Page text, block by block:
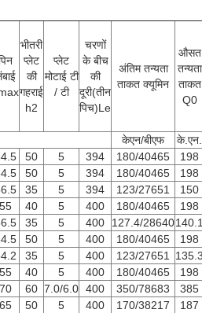
भीतरी
प्लेट
की
गहराई
h2
प्लेट
मोटाई टी
/ टी
चरणों
के बीच
की
दूरी(तीन
पिच)Le
अंतिम तन्यता
ताकत क्यूमिन
औसत
तन्यता
ताकत
Q0
केएन/बीएफ
के.एन.
50 5 394 180/40465
198
50 5 394 180/40465
198
35 5 394 123/27651
150
55 40 5 400 180/40465
198
35 5 400 127.4/28640
50 5 400 180/40465
198
35 5 400 123/27651
55 40 5 400 180/40465
198
70 60 7.0/6.0 400 350/78683
385
65 50 5 400 170/38217
187